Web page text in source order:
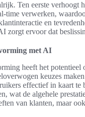
Ten eerste verhoogt
time verwerken,
en
zorgt ervoor dat
met AI
heeft het
keuzes
effectief in kaart te
wat de algehele
van klanten, maar